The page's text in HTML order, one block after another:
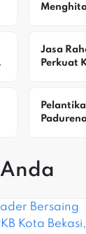
Jasa
Perkuat